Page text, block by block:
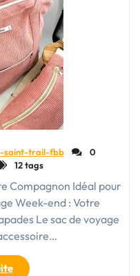
vos
Déplacements"
saint-trail-fbb
0
12 tags
Compagnon Idéal pour
Week-end : Votre
Le sac de voyage
"Le